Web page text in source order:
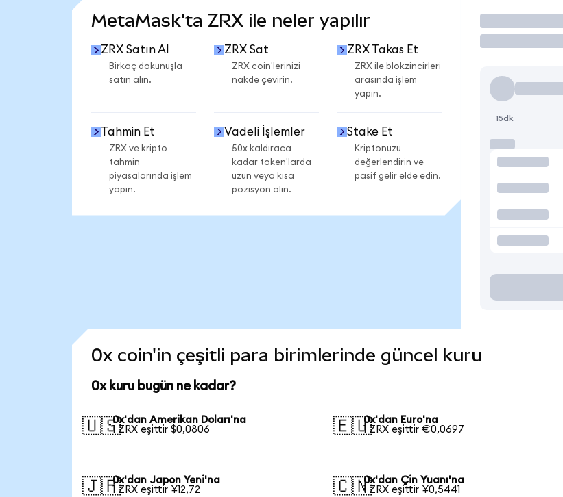
MetaMask'ta ZRX ile neler yapılır
ZRX Satın Al
Birkaç dokunuşla
satın alın.
ZRX Sat
ZRX coin'lerinizi
nakde çevirin.
ZRX Takas Et
ZRX ile blokzincirleri
arasında işlem
yapın.
Tahmin Et
ZRX ve kripto
tahmin
piyasalarında işlem
yapın.
Vadeli İşlemler
50x kaldıraca
kadar token'larda
uzun veya kısa
pozisyon alın.
Stake Et
Kriptonuzu
değerlendirin ve
pasif gelir elde edin.
İşlem Yap
15dk
0x coin'in çeşitli para birimlerinde güncel kuru
0x kuru bugün ne kadar?
🇺🇸0x'dan Amerikan Doları'na
1 ZRX eşittir $0,0806
🇪🇺0x'dan Euro'na
1 ZRX eşittir €0,0697
🇯🇵0x'dan Japon Yeni'na
1 ZRX eşittir ¥12,72
🇨🇳0x'dan Çin Yuanı'na
1 ZRX eşittir ¥0,5441